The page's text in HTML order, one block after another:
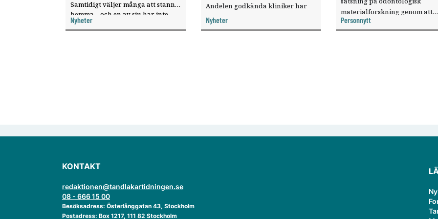
Samtidigt väljer många att stanna
hemma – och en av sju har inte
haft någon sommarledighet alls,
enligt "månadens fråga".
Nyheter
Andelen godkända kliniker har
ökat, visar nya siffror.
Nyheter
materialforskning genom att
knyta forskaren Pekka Vallittu
verksamheten som
Personnytt
KONTAKT
redaktionen@tandlakartidningen.se
08 - 666 15 00
Besöksadress: Österlånggatan 43, Stockholm
Postadress: Box 1217, 111 82 Stockholm